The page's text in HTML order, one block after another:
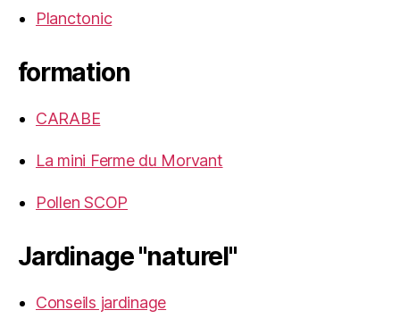
Planctonic
formation
CARABE
La mini Ferme du Morvant
Pollen SCOP
Jardinage "naturel"
Conseils jardinage